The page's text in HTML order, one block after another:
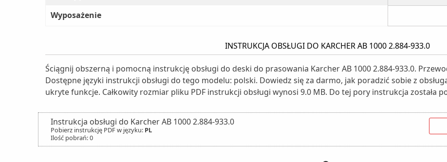
Wyposażenie
INSTRUKCJA OBSŁUGI DO KARCHER AB 1000 2.884-933.0
Ściągnij obszerną i pomocną instrukcję obsługi do deski do prasowania Karcher AB 1000 2.884-933.0.
Dostępne języki instrukcji obsługi do tego modelu: polski. Dowiedz się za darmo, jak poradzić sobie z
ukryte funkcje. Całkowity rozmiar pliku PDF instrukcji obsługi wynosi 9.0 MB. Do tej pory instrukcja została
Instrukcja obsługi do Karcher AB 1000 2.884-933.0
Pobierz instrukcję PDF w języku: PL
Ilość pobrań: 0